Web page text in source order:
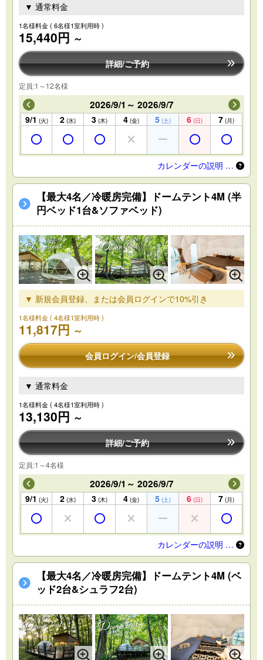
▼ 通常料金
1名様料金( 6名様1室利用時 )
15,440円 ～
詳細/ご予約
定員:1～12名様
2026/9/1～ 2026/9/7
9/1 (火) 2 (水) 3 (木) 4 (金) 5 (土) 6 (日) 7 (月)
カレンダーの説明 …
【最大4名／冷暖房完備】ドームテント4M (半
円ベッド1台&ソファベッド)
▼ 新規会員登録、または会員ログインで10%引き
1名様料金( 4名様1室利用時 )
11,817円 ～
会員ログイン/会員登録
▼ 通常料金
1名様料金( 4名様1室利用時 )
13,130円 ～
詳細/ご予約
定員:1～4名様
2026/9/1～ 2026/9/7
9/1 (火) 2 (水) 3 (木) 4 (金) 5 (土) 6 (日) 7 (月)
カレンダーの説明 …
【最大4名／冷暖房完備】ドームテント4M (ベ
ッド2台&シュラフ2台)